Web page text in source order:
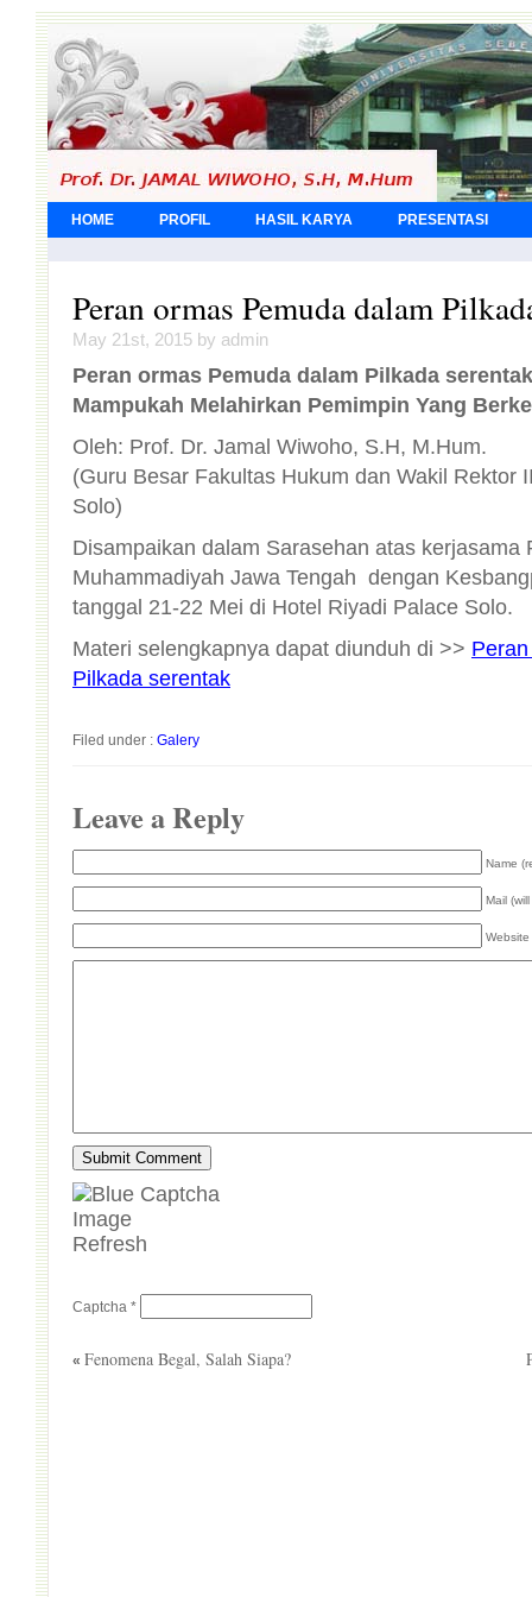
HOME PROFIL HASIL KARYA PRESENTASI
Peran ormas Pemuda dalam
May 21st, 2015 by admin
Peran ormas Pemuda dalam Pilkada serentak
Mampukah Melahirkan Pemimpin Yang
Oleh: Prof. Dr. Jamal Wiwoho, S.H, M.Hum.
(Guru Besar Fakultas Hukum dan Wakil Rektor
Solo)
Disampaikan dalam Sarasehan atas kerjasama
Muhammadiyah Jawa Tengah dengan
tanggal 21-22 Mei di Hotel Riyadi Palace Solo.
Materi selengkapnya dapat diunduh di >>
Pilkada serentak
Filed under : Galery
Leave a Reply
Name
Mail
Website
Refresh
Captcha *
« Fenomena Begal, Salah Siapa?